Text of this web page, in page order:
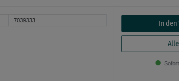
7039333 In den